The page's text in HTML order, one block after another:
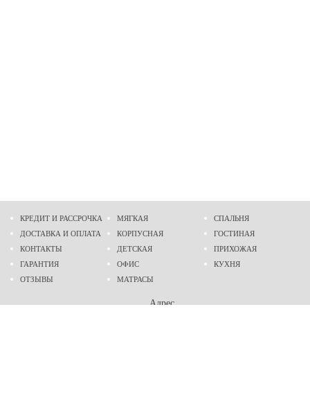
КРЕДИТ И РАССРОЧКА
ДОСТАВКА И ОПЛАТА
КОНТАКТЫ
ГАРАНТИЯ
ОТЗЫВЫ
МЯГКАЯ
КОРПУСНАЯ
ДЕТСКАЯ
ОФИС
МАТРАСЫ
СПАЛЬНЯ
ГОСТИНАЯ
ПРИХОЖАЯ
КУХНЯ
Адрес